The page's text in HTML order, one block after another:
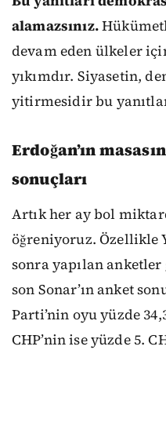
alamazsınız.
devam eden ülkeler
yıkımdır. Siyasetin,
yitirmesidir bu
Erdoğan’ın
sonuçları
Artık her ay bol
öğreniyoruz. Özellikle
sonra yapılan
son Sonar’ın anket
Parti’nin oyu yüzde
CHP’nin ise yüzde 5.